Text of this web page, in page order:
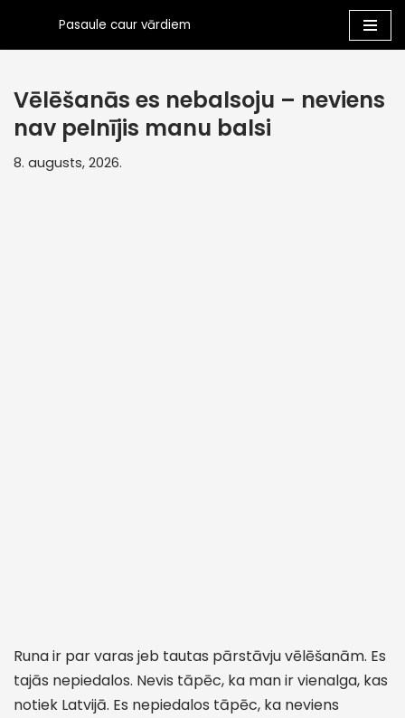
Skip
content
Pasaule caur vārdiem
Vēlēšanās es nebalsoju – neviens
nav pelnījis manu balsi
8. augusts, 2026.
Runa ir par varas jeb tautas pārstāvju vēlēšanām. Es
tajās nepiedalos. Nevis tāpēc, ka man ir vienalga, kas
notiek Latvijā. Es nepiedalos tāpēc, ka neviens